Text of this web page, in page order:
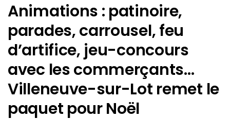
Animations : patinoire,
parades, carrousel, feu
d’artifice, jeu-concours
avec les commerçants…
Villeneuve-sur-Lot remet le
paquet pour Noël